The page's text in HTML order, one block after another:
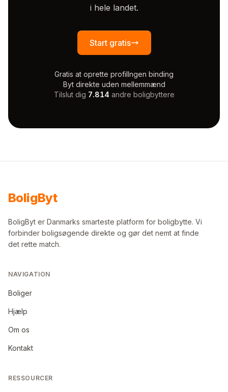
i hele landet.
Start gratis
Gratis at oprette profilIngen binding
Byt direkte uden mellemmænd
Tilslut dig 7.814 andre boligbyttere
BoligByt
BoligByt er Danmarks smarteste platform for boligbytte. Vi
forbinder boligsøgende direkte og gør det nemt at finde
det rette match.
NAVIGATION
Boliger
Hjælp
Om os
Kontakt
RESSOURCER